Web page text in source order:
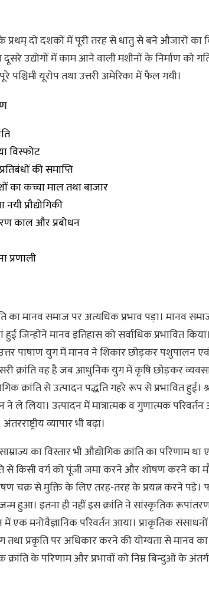
के प्रथम् दो दशकों में पूरी तरह से धातु से बने औजारों
उद्योगों में काम आने वाली मशीनों के निर्माण को गति
पश्चिमी यूरोप तथा उत्तरी अमेरिका में फैल गयी।
विस्फोट
की समाप्ति
का कच्चा माल तथा बाजार
प्रौद्योगिकी
काल और प्रबोधन
प्रणाली
का मानव समाज पर अत्यधिक प्रभाव पड़ा। मानव
हुई जिन्होंने मानव इतिहास को सर्वाधिक प्रभावित
पाषाण युग में मानव ने शिकार छोड़कर पशुपालन
क्रांति वह है जब आधुनिक युग में कृषि छोड़कर
क्रांति से उत्पादन पद्धति गहरे रूप से प्रभावित हुई।
ने ले लिया। उत्पादन में मात्रात्मक व गुणात्मक
व्यापार भी बढ़ा।
का विस्तार भी औद्योगिक क्रांति का परिणाम था
से किसी वर्ग को पूंजी जमा करने और शोषण करने का
चक्र से मुक्ति के लिए तरह-तरह के प्रयत्न करने पड़े।
हुआ। इतना ही नहीं इस क्रांति ने सांस्कृतिक रूपांतरण
एक मनोवैज्ञानिक परिवर्तन आया। प्राकृतिक
तथा प्रकृति पर अधिकार करने की योग्यता से मानव
क्रांति के परिणाम और प्रभावों को निम्न बिन्दुओं के